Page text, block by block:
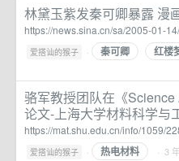
林黛玉紫发秦可卿暴露 漫
https://news.sina.cn/sa/2005-01-
爱搭讪的猴子 · 秦可卿 红楼
骆军教授团队在《
论文-上海大学材料科学与
https://mat.shu.edu.cn/info/1059/
爱搭讪的猴子 · 热电材料 · 3